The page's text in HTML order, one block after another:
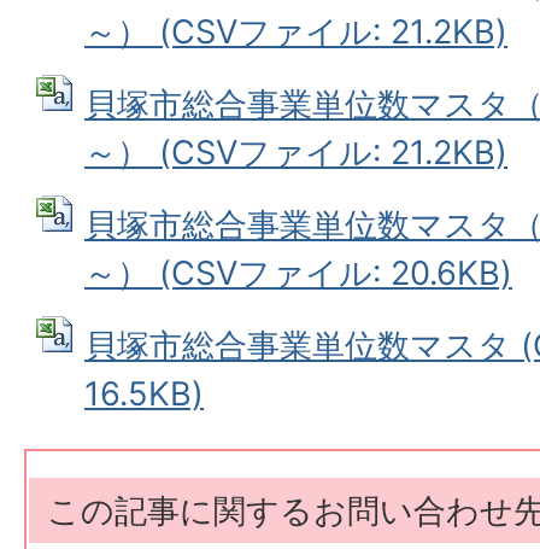
～） (CSVファイル: 21.2KB)
貝塚市総合事業単位数マスタ
～） (CSVファイル: 21.2KB)
貝塚市総合事業単位数マスタ
～） (CSVファイル: 20.6KB)
貝塚市総合事業単位数マスタ
16.5KB)
この記事に関するお問い合わせ